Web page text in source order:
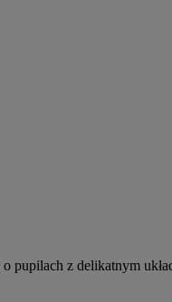
z delikatnym